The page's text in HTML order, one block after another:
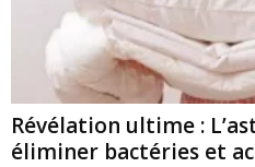
Révélation ultime :
éliminer bactéries et